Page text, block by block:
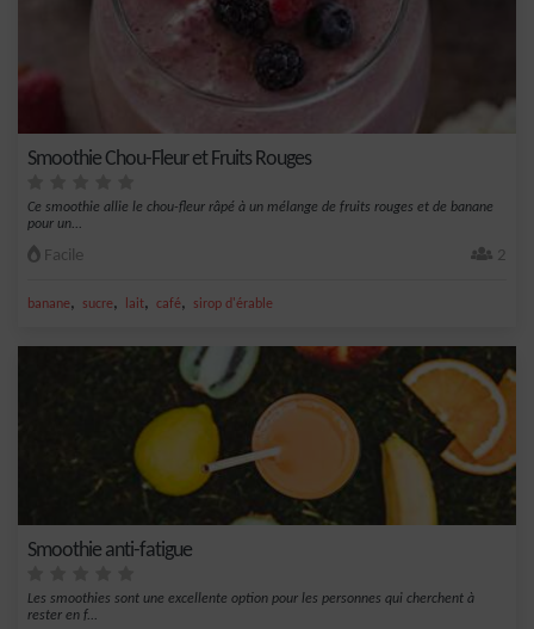
Smoothie Chou-Fleur et Fruits Rouges
Ce smoothie allie le chou-fleur râpé à un mélange de fruits rouges et de banane
pour un...
Facile 2
banane, sucre, lait, café, sirop d'érable
Smoothie anti-fatigue
Les smoothies sont une excellente option pour les personnes qui cherchent à
rester en f...